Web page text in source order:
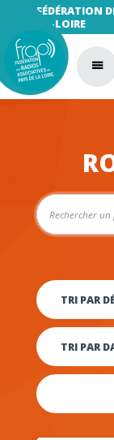
FÉDÉRATION
LA-LOIRE